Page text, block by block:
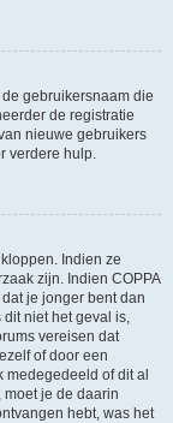
gebruikersnaam die
de registratie
nieuwe gebruikers
verdere hulp.
Indien ze
zijn. Indien COPPA
je jonger bent dan
niet het geval is,
vereisen dat
of door een
medegedeeld of dit al
je de daarin
hebt, was het